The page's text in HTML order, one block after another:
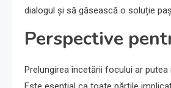
dialogul și să găsească o soluție
Perspective
Prelungirea încetării focului ar